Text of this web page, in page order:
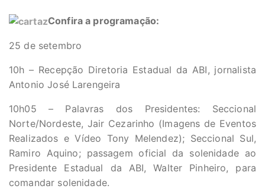
Confira a programação:
25 de setembro
10h – Recepção Diretoria Estadual da ABI, jornalista
Antonio José Larengeira
10h05 – Palavras dos Presidentes: Seccional
Norte/Nordeste, Jair Cezarinho (Imagens de Eventos
Realizados e Vídeo Tony Melendez); Seccional Sul,
Ramiro Aquino; passagem oficial da solenidade ao
Presidente Estadual da ABI, Walter Pinheiro, para
comandar solenidade.